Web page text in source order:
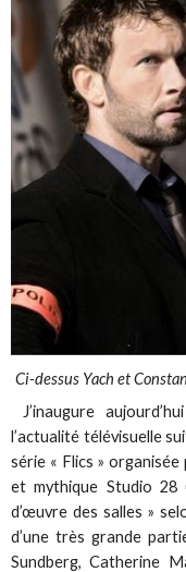
Ci-dessus Yach et
J’inaugure
l’actualité télévisuelle
série « Flics »
et mythique Studio 28
d’œuvre des salles »
d’une très grande
Sundberg, Catherine